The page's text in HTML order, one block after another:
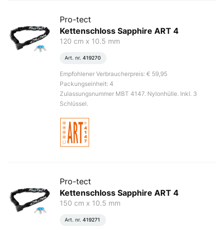
Pro-tect
Kettenschloss Sapphire ART 4
120 cm x 10.5 mm
Art. nr. 419270
Empfohlener Verbraucherpreis: € 59,95
Packungseinheit: 4
Zulassungsnummer MBT 4147. Nylonhülle. Inkl. 3
Schlüssel.
Pro-tect
Kettenschloss Sapphire ART 4
150 cm x 10.5 mm
Art. nr. 419271